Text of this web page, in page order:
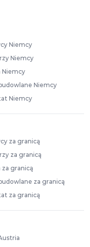
Niemcy
Niemcy
Niemcy
Niemcy
Niemcy
za granicą
za granicą
za granicą
za granicą
za granicą